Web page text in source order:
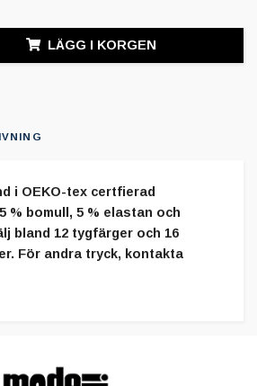
LÄGG I KORGEN
i OEKO-tex certfierad
% bomull, 5 % elastan och
bland 12 tygfärger och 16
För andra tryck, kontakta